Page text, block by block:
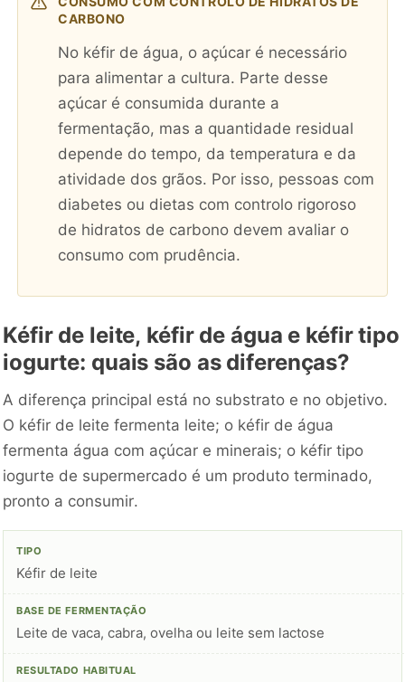
CARBONO
No kéfir de água, o açúcar é necessário
para alimentar a cultura. Parte desse
açúcar é consumida durante a
fermentação, mas a quantidade residual
depende do tempo, da temperatura e da
atividade dos grãos. Por isso, pessoas com
diabetes ou dietas com controlo rigoroso
de hidratos de carbono devem avaliar o
consumo com prudência.
Kéfir de leite, kéfir de água e kéfir tipo
iogurte: quais são as diferenças?
A diferença principal está no substrato e no objetivo.
O kéfir de leite fermenta leite; o kéfir de água
fermenta água com açúcar e minerais; o kéfir tipo
iogurte de supermercado é um produto terminado,
pronto a consumir.
Kéfir de leite
Leite de vaca, cabra, ovelha ou leite sem lactose